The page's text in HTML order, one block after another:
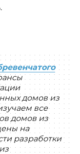
домов из
все
домов из
на
разработки